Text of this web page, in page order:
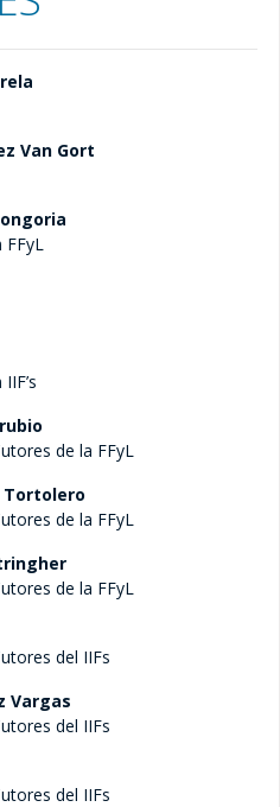
educativa
educativa
Doctorado
de grado
Van Gort
de la FFyL
Tortolero
de la FFyL
de la FFyL
del IIFs
Vargas
del IIFs
del IIFs